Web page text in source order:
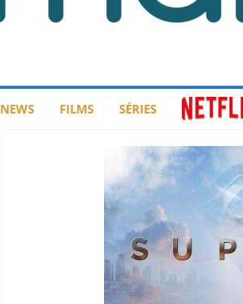
NEWS FILMS SÉRIES